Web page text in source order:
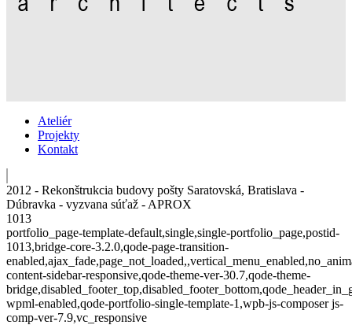
Ateliér
Projekty
Kontakt
2012 - Rekonštrukcia budovy pošty Saratovská, Bratislava -
Dúbravka - vyzvana súťaž - APROX
1013
portfolio_page-template-default,single,single-portfolio_page,postid-
1013,bridge-core-3.2.0,qode-page-transition-
content-sidebar-responsive,qode-theme-ver-30.7,qode-theme-
wpml-enabled,qode-portfolio-single-template-1,wpb-js-composer js-
comp-ver-7.9,vc_responsive